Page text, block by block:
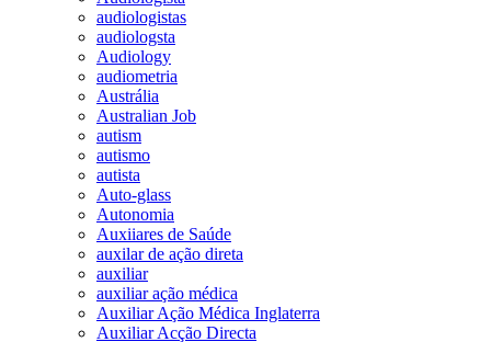
audiologistas
audiologsta
Audiology
audiometria
Austrália
Australian Job
autism
autismo
autista
Auto-glass
Autonomia
Auxiiares de Saúde
auxilar de ação direta
auxiliar
auxiliar ação médica
Auxiliar Ação Médica Inglaterra
Auxiliar Acção Directa